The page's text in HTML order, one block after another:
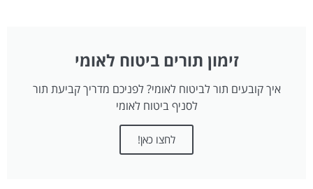
זימון תורים ביטוח לאומי
איך קובעים תור לביטוח לאומי? לפניכם מדריך קביעת תור
לסניף ביטוח לאומי
לחצו כאן!